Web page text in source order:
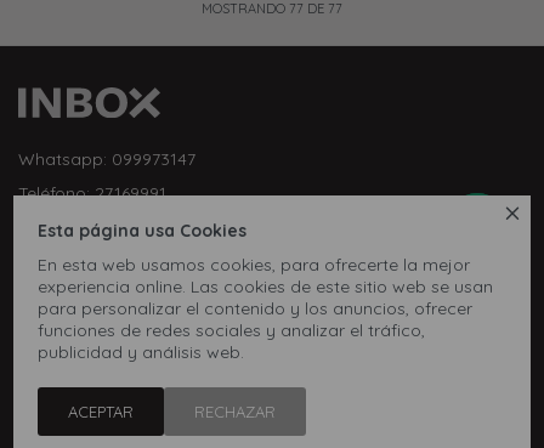

Esta página usa Cookies
En esta web usamos cookies, para ofrecerte la mejor
experiencia online. Las cookies de este sitio web se usan
para personalizar el contenido y los anuncios, ofrecer
funciones de redes sociales y analizar el tráfico,
publicidad y análisis web.
ACEPTAR RECHAZAR
MOSTRANDO 77 DE 77
Whatsapp: 099973147
Teléfono: 27169991
Lunes a jueves de 9:00 a 13:00 y de 14:00 a 17:45, viernes de
9:30 a 13:00 y de 14:00 a 17:45.
Contacto
Empresa